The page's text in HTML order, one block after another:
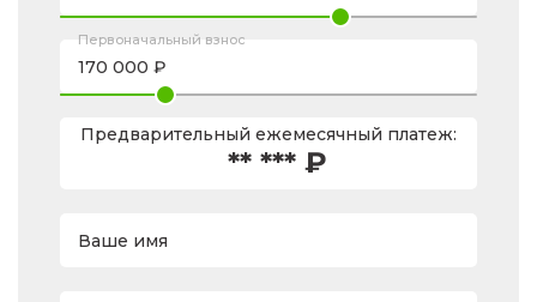
Первоначальный взнос
Предварительный ежемесячный платеж:
** *** ₽
Ваше имя